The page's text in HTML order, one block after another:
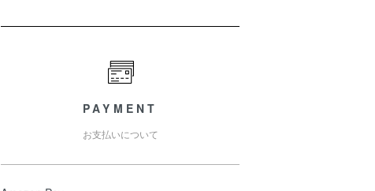
PAYMENT
お支払いについて